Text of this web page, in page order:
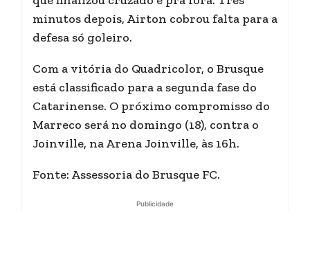
minutos depois, Airton cobrou falta para a
defesa só goleiro.
Com a vitória do Quadricolor, o Brusque
está classificado para a segunda fase do
Catarinense. O próximo compromisso do
Marreco será no domingo (18), contra o
Joinville, na Arena Joinville, às 16h.
Fonte: Assessoria do Brusque FC.
Publicidade